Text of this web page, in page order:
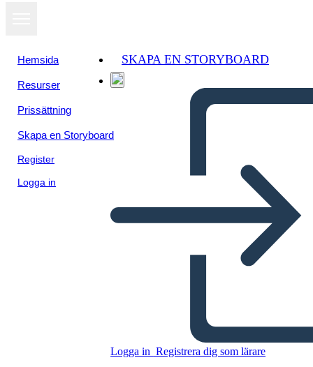
Hemsida
Resurser
Prissättning
Skapa en Storyboard
Register
Logga in
SKAPA EN STORYBOARD
Logga in Registrera dig som lärare
Kopiera denna storyboard
Visa som
bildspel